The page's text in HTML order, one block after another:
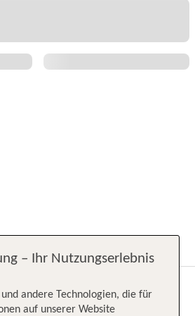
– Ihr Nutzungserlebnis
andere Technologien, die für
auf unserer Website